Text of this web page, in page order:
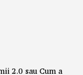
2.0 sau Cum a